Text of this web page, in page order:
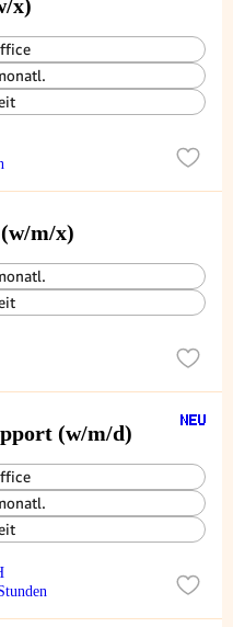
x)
m/x)
Mitarbeiter IT-Support (w/m/d)